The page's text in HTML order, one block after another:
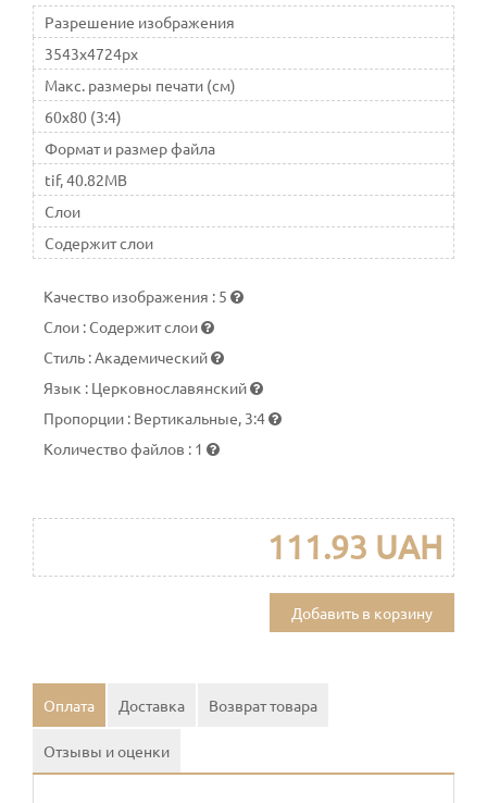
Разрешение изображения
3543x4724px
Макс. размеры печати (см)
60x80 (3:4)
Формат и размер файла
tif, 40.82MB
Слои
Содержит слои
Качество изображения : 5
Слои :Содержит слои
Стиль :Академический
Язык : Церковнославянский
Пропорции : Вертикальные, 3:4
Количество файлов : 1
111.93 UAH
Добавить в корзину
Оплата Доставка Возврат товара
Отзывы и оценки